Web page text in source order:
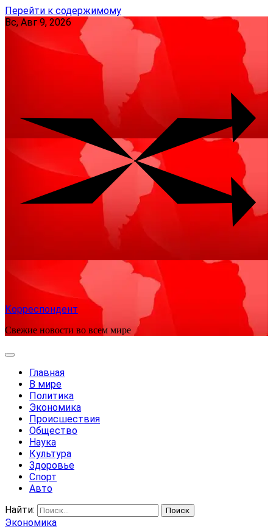
Перейти к содержимому
Вс, Авг 9, 2026
Корреспондент
Свежие новости во всем мире
Главная
В мире
Политика
Экономика
Происшествия
Общество
Наука
Культура
Здоровье
Спорт
Авто
Найти:
Экономика